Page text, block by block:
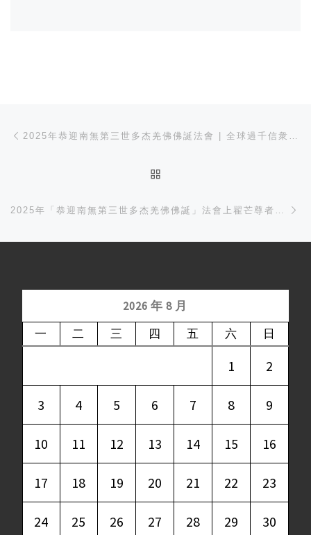
文章导航
2026 年 8 月
一 二 三 四 五 六 日
1 2
3 4 5 6 7 8 9
10 11 12 13 14 15 16
17 18 19 20 21 22 23
24 25 26 27 28 29 30